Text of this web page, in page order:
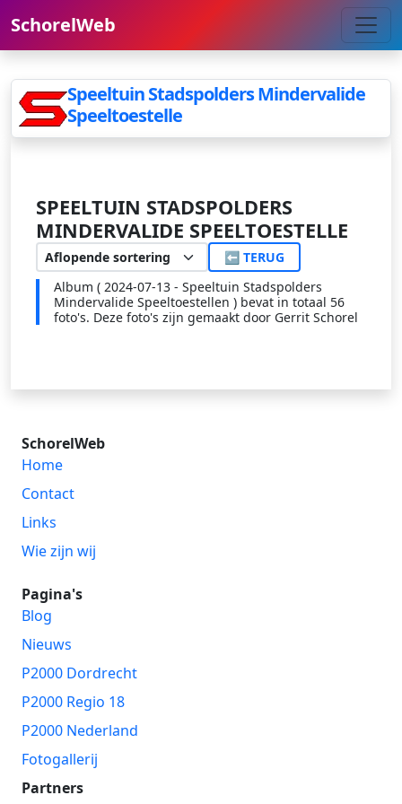
SchorelWeb
Speeltuin Stadspolders Mindervalide
Speeltoestelle
SPEELTUIN STADSPOLDERS
MINDERVALIDE SPEELTOESTELLE
⬅ TERUG
Album ( 2024-07-13 - Speeltuin Stadspolders
Mindervalide Speeltoestellen ) bevat in totaal 56
foto's. Deze foto's zijn gemaakt door Gerrit Schorel
SchorelWeb
Home
Contact
Links
Wie zijn wij
Pagina's
Blog
Nieuws
P2000 Dordrecht
P2000 Regio 18
P2000 Nederland
Fotogallerij
Partners